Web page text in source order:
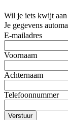
Wil je iets kwijt aan
Je gegevens
E-mailadres
Voornaam
Achternaam
Telefoonnummer
Verstuur